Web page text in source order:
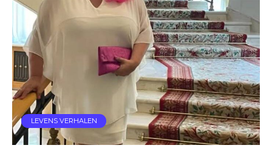
LEVENS VERHALEN